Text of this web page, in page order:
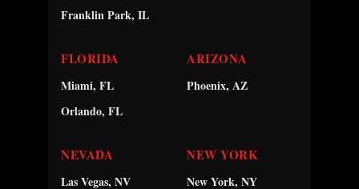
Franklin Park, IL
FLORIDA
Miami, FL
Orlando, FL
ARIZONA
Phoenix, AZ
NEVADA
Las Vegas, NV
NEW YORK
New York, NY